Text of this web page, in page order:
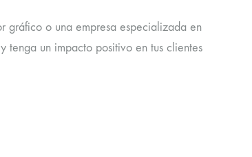
gráfico o una empresa especializada en
tenga un impacto positivo en tus clientes